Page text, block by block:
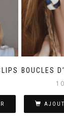
BOUCLES